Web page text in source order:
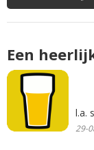
Een
l.a.
29-